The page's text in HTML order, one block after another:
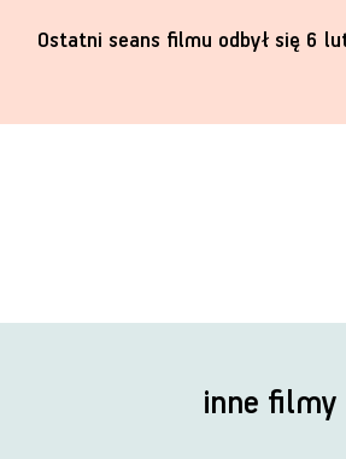
Ostatni seans filmu odbył się 6
inne filmy